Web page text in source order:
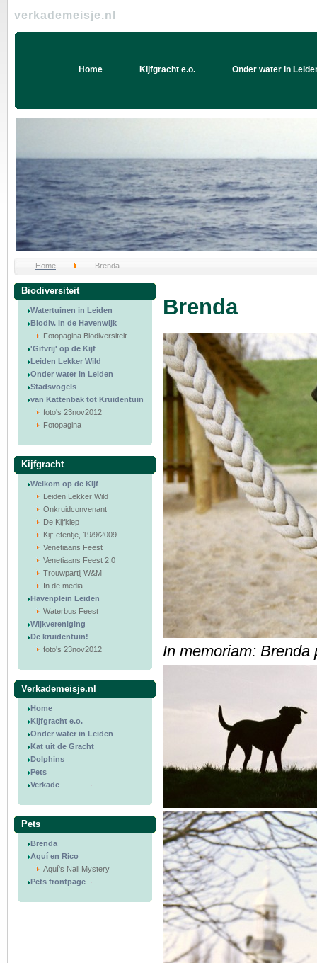
verkademeisje.nl
Home Kijfgracht e.o. Onder water in
Home Brenda
Biodiversiteit
Watertuinen in Leiden
Biodiv. in de Havenwijk
Fotopagina Biodiversiteit
'Gifvrij' op de Kijf
Leiden Lekker Wild
Onder water in Leiden
Stadsvogels
van Kattenbak tot Kruidentuin
foto's 23nov2012
Fotopagina
Kijfgracht
Welkom op de Kijf
Leiden Lekker Wild
Onkruidconvenant
De Kijfklep
Kijf-etentje, 19/9/2009
Venetiaans Feest
Venetiaans Feest 2.0
Trouwpartij W&M
In de media
Havenplein Leiden
Waterbus Feest
Wijkvereniging
De kruidentuin!
foto's 23nov2012
Verkademeisje.nl
Home
Kijfgracht e.o.
Onder water in Leiden
Kat uit de Gracht
Dolphins
Pets
Verkade
Pets
Brenda
Aquí en Rico
Aquí's Nail Mystery
Pets frontpage
Brenda
In memoriam: Brenda